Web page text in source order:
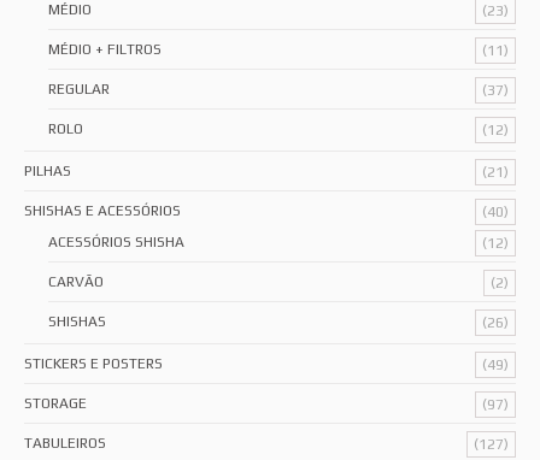
MÉDIO (23)
MÉDIO + FILTROS (11)
REGULAR (37)
ROLO (12)
PILHAS (21)
SHISHAS E ACESSÓRIOS
(40)
ACESSÓRIOS SHISHA
(12)
CARVÃO (2)
SHISHAS (26)
STICKERS E POSTERS (49)
STORAGE (97)
TABULEIROS (127)